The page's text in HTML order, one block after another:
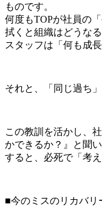
ものです。
何度もTOPが社員の
拭くと組織はどうなる
スタッフは「何も成
それと、「同じ過ち
この教訓を活かし、
かできるか？』と聞い
すると、必死で「考
■今のミスのリカバリ